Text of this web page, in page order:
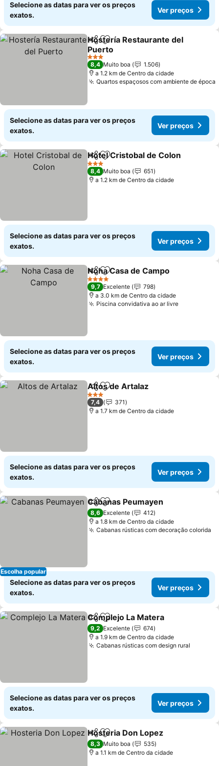
Selecione as datas para ver os preços
exatos.
Ver preços
PartilharAdicionar aos favoritos
Hostería Restaurante del
Puerto
Ver preços
3 Estrelas
8,4 Muito boa
1.506
a 1.2 km de Centro da cidade
Quartos espaçosos com ambiente de época
Selecione as datas para ver os preços
exatos.
Ver preços
PartilharAdicionar aos favoritos
Hotel Cristobal de Colon
3 Estrelas
8,4 Muito boa
651
a 1.2 km de Centro da cidade
Selecione as datas para ver os preços
exatos.
Ver preços
PartilharAdicionar aos favoritos
Noha Casa de Campo
4 Estrelas
9,7 Excelente
798
a 3.0 km de Centro da cidade
Piscina convidativa ao ar livreVer preços
Selecione as datas para ver os preços
exatos.
Ver preços
PartilharAdicionar aos favoritos
Altos de Artalaz
3 Estrelas
7,4
371
a 1.7 km de Centro da cidade
Selecione as datas para ver os preços
exatos.
Ver preços
Escolha popular
PartilharAdicionar aos favoritos
Cabanas Peumayen
8,6 Excelente
412
a 1.8 km de Centro da cidade
Cabanas rústicas com decoração colorida
Selecione as datas para ver os preços
exatos.
Ver preços
PartilharAdicionar aos favoritos
Complejo La Matera
9,2 Excelente
674
a 1.9 km de Centro da cidade
Cabanas rústicas com design rural
Selecione as datas para ver os preços
exatos.
Ver preços
PartilharAdicionar aos favoritos
Hosteria Don Lopez
8,3 Muito boa
535
a 1.1 km de Centro da cidade